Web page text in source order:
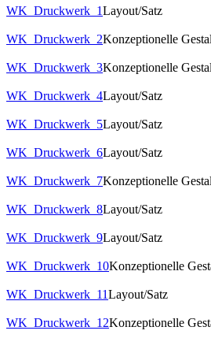
WK_Druckwerk_1Layout/Satz
WK_Druckwerk_2Konzeptionelle
WK_Druckwerk_3Konzeptionelle
WK_Druckwerk_4Layout/Satz
WK_Druckwerk_5Layout/Satz
WK_Druckwerk_6Layout/Satz
WK_Druckwerk_7Konzeptionelle
WK_Druckwerk_8Layout/Satz
WK_Druckwerk_9Layout/Satz
WK_Druckwerk_10Konzeptionelle
WK_Druckwerk_11Layout/Satz
WK_Druckwerk_12Konzeptionelle